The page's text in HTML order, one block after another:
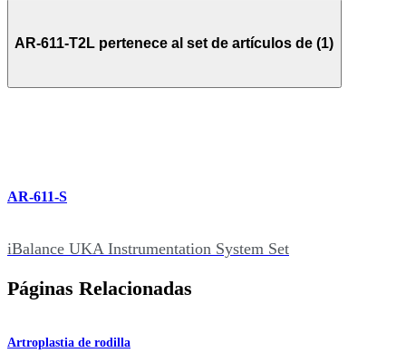
AR-611-T2L pertenece al set de artículos de (1)
AR-611-S
iBalance UKA Instrumentation System Set
Páginas Relacionadas
Artroplastia de rodilla